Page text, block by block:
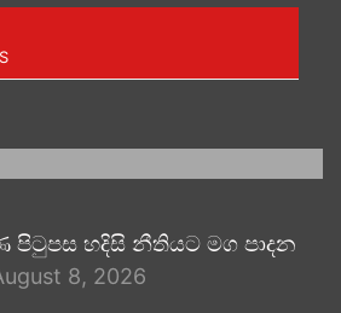
පිටුපස හදිසි නීතියට මග පාදන
8, 2026